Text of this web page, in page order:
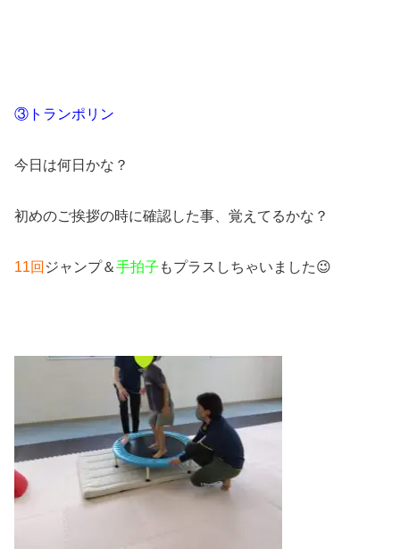
③トランポリン
今日は何日かな？
初めのご挨拶の時に確認した事、覚えてるかな？
11回 ジャンプ＆手拍子 もプラスしちゃいました😉